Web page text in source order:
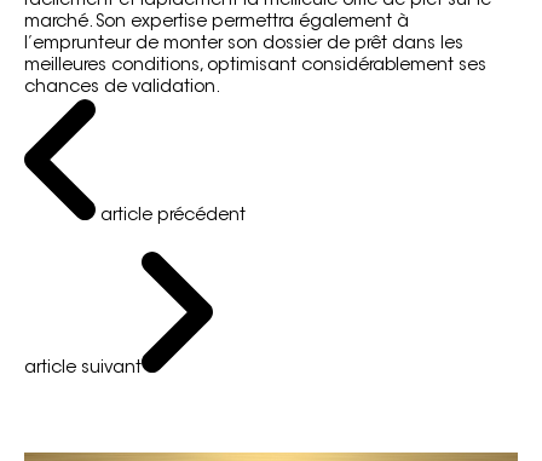
marché. Son expertise permettra également à
l’emprunteur de monter son dossier de prêt dans les
meilleures conditions, optimisant considérablement ses
chances de validation.
article précédent
article suivant